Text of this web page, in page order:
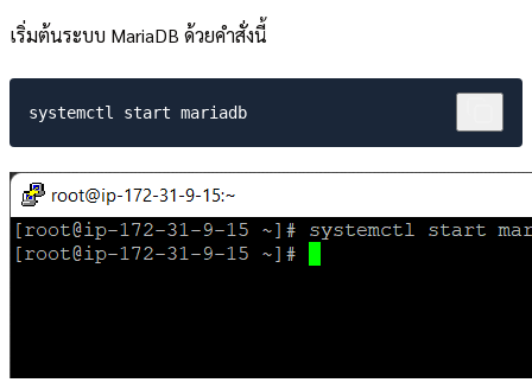
เริ่มต้นระบบ MariaDB ด้วยคำสั่งนี้